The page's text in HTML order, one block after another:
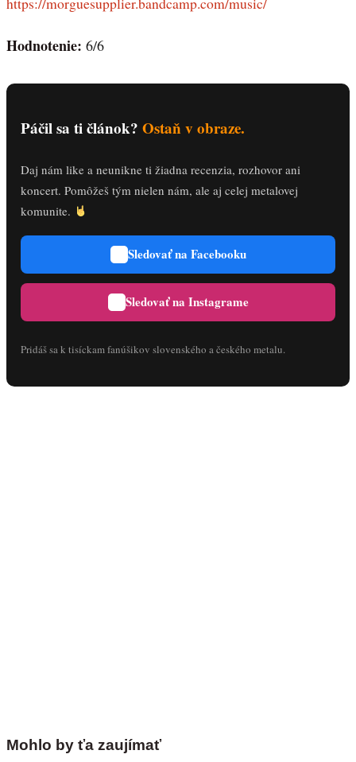
Hodnotenie: 6/6
Páčil sa ti článok? Ostaň v obraze.
Daj nám like a neunikne ti žiadna recenzia, rozhovor ani
koncert. Pomôžeš tým nielen nám, ale aj celej metalovej
komunite.
Sledovať na Facebooku
Sledovať na Instagrame
Pridáš sa k tisíckam fanúšikov slovenského a českého metalu.
Mohlo by ťa zaujímať